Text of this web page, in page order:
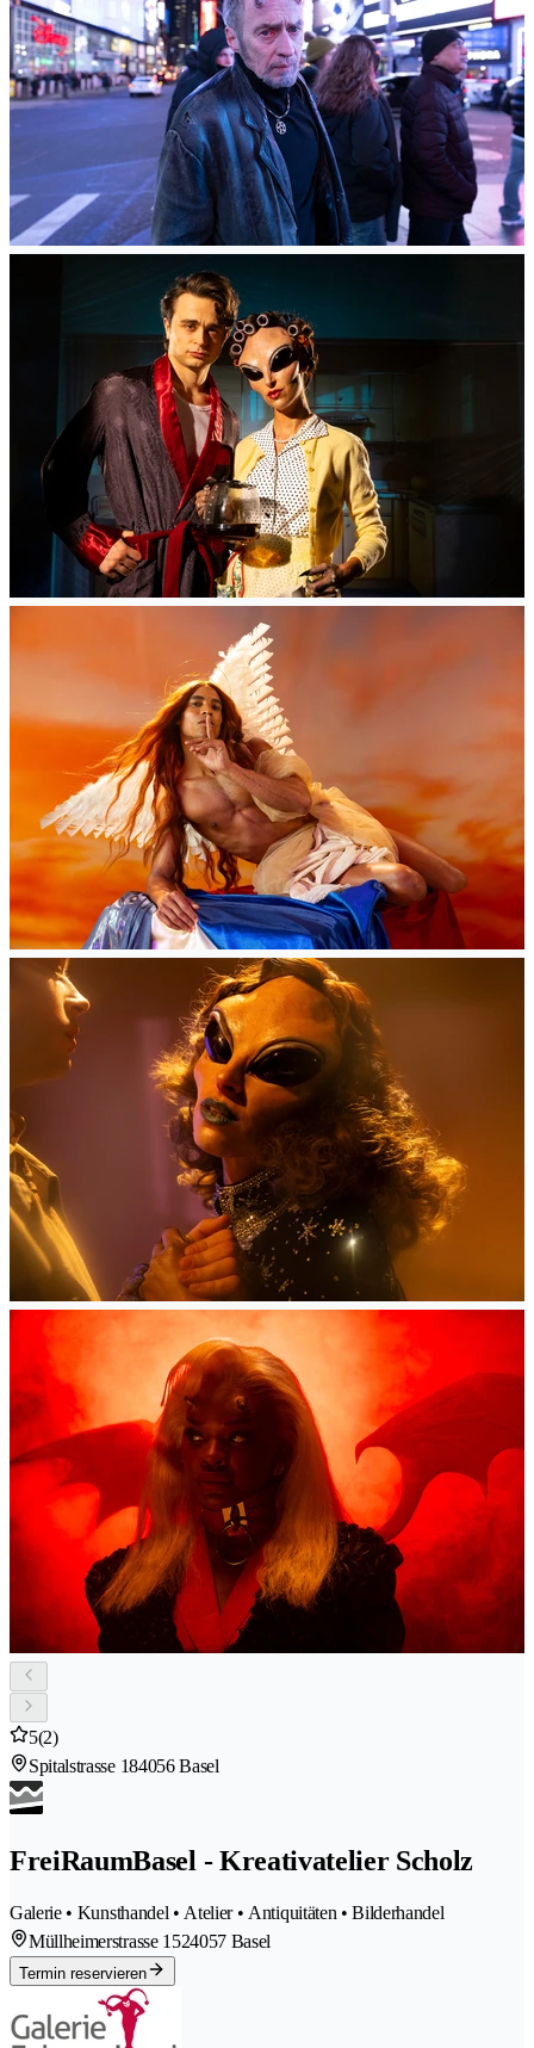
5(2)
Spitalstrasse 184056 Basel
FreiRaumBasel - Kreativatelier Scholz
Galerie • Kunsthandel • Atelier • Antiquitäten • Bilderhandel
Müllheimerstrasse 1524057 Basel
Termin reservieren